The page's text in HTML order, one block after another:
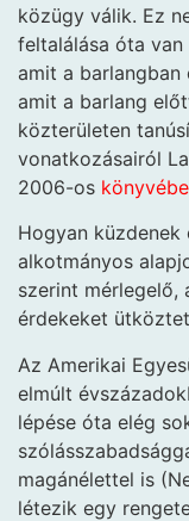
közügy válik. Ez
feltalálása óta
amit a barlangban
amit a barlang
közterületen
vonatkozásairól
2006-os
Hogyan
alkotmányos
szerint mérlegelő,
érdekeket
Az Amerikai
elmúlt
lépése óta elég
magánélettel is
létezik egy